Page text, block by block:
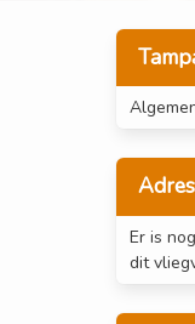
Er is
dit